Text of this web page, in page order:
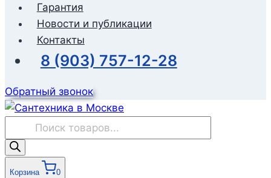
Гарантия
Новости и публикации
Контакты
8 (903) 757-12-28
Обратный звонок
товаров
Корзина 0